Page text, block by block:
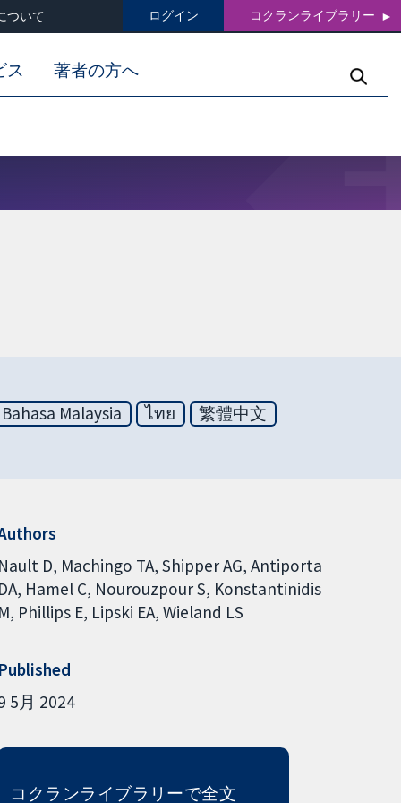
ついて ログイン コクランライブラリー
ス 著者の方へ
Bahasa Malaysia ไทย 繁體中文
D Machingo TA Shipper AG Antiporta
Hamel C Nourouzpour S Konstantinidis
Phillips E Lipski EA Wieland LS
5月 2024
コクランライブラリーで全文